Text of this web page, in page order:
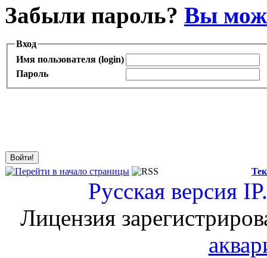
Забыли пароль? Вы
Вход
Имя пользователя (login)
Пароль
Русская версия
Лицензия